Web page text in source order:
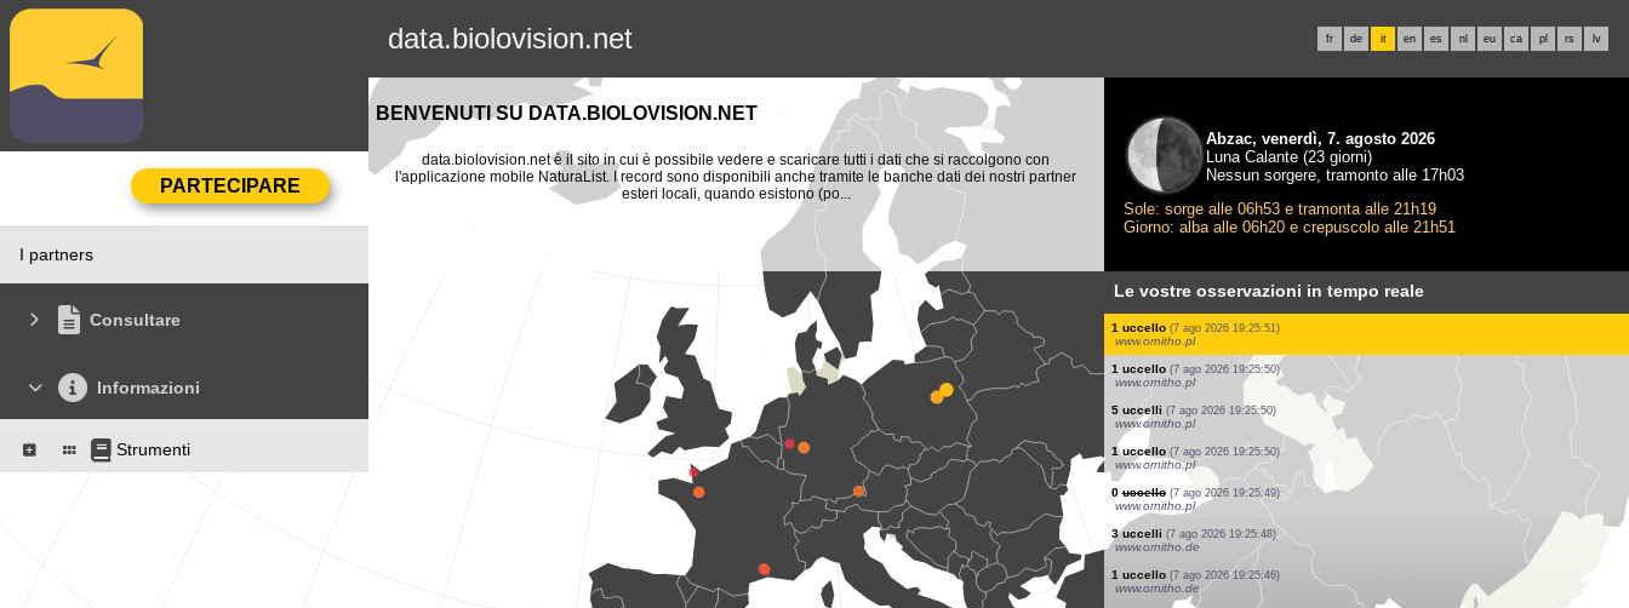
data.biolovision.net fr de it en es nl eu ca pl rs lv
I partners
Consultare
Informazioni
Strumenti
BENVENUTI SU DATA.BIOLOVISION.NET
data.biolovision.net è il sito in cui è possibile vedere e scaricare tutti i dati che si raccolgono con
l'applicazione mobile NaturaList. I record sono disponibili anche tramite le banche dati dei nostri partner
esteri locali, quando esistono (po...
Abzac, venerdì, 7. agosto 2026
Luna Calante (23 giorni)
Nessun sorgere, tramonto alle 17h03
Sole: sorge alle 06h53 e tramonta alle 21h19
Giorno: alba alle 06h20 e crepuscolo alle 21h51
Le vostre osservazioni in tempo reale
1 uccello (7 ago 2026 19:26:08)
www.ornitho.de
1 uccello (7 ago 2026 19:26:07)
www.ornitho.ch
1 uccello (7 ago 2026 19:26:06)
www.ornitho.de
2 uccelli (7 ago 2026 19:26:05)
www.ornitho.de
2 uccelli (7 ago 2026 19:25:59)
www.ornitho.pl
7 uccelli (7 ago 2026 19:25:56)
www.faune-france.org
5 uccelli (7 ago 2026 19:25:54)
www.ornitho.at